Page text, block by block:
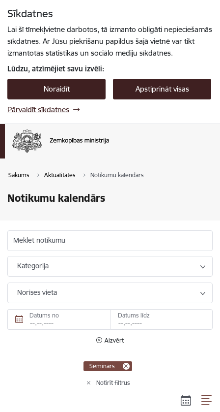
Sīkdatnes
Lai šī tīmekļvietne darbotos, tā izmanto obligāti nepieciešamās
sīkdatnes. Ar Jūsu piekrišanu papildus šajā vietnē var tikt
izmantotas statistikas un sociālo mediju sīkdatnes.
Lūdzu, atzīmējiet savu izvēli:
Noraidīt Apstiprināt visas
Pārvaldīt sīkdatnes
Sākums Aktualitātes Notikumu kalendārs
Notikumu kalendārs
Meklēt notikumu
Kategorija
Norises vieta
Datums no Datums līdz
Aizvērt
Seminārs
Notīrīt filtrus